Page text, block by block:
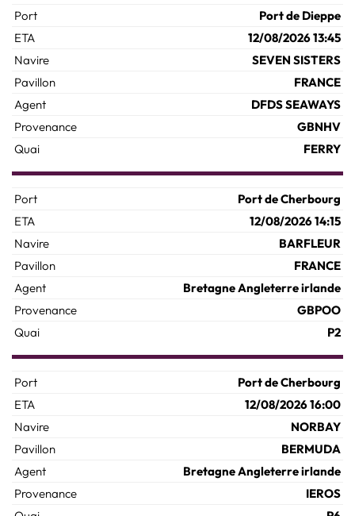
Port de Dieppe
12/08/2026 13:45
SEVEN SISTERS
FRANCE
DFDS SEAWAYS
GBNHV
FERRY
Port de Cherbourg
12/08/2026 14:15
BARFLEUR
FRANCE
Bretagne Angleterre irlande
GBPOO
P2
Port de Cherbourg
12/08/2026 16:00
NORBAY
BERMUDA
Bretagne Angleterre irlande
IEROS